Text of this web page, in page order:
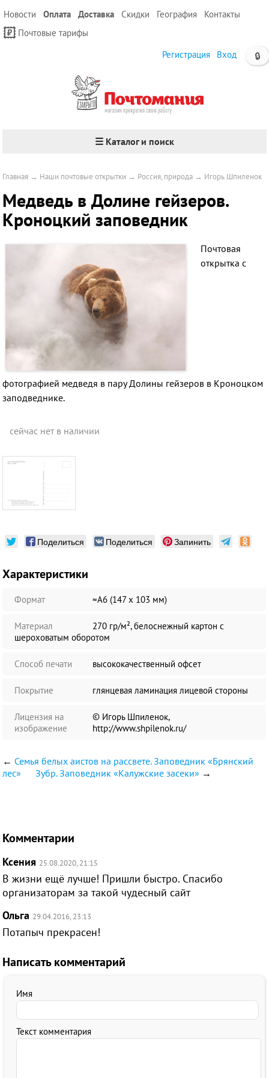
Новости Оплата Доставка Скидки География
Контакты
Почтовые тарифы
🔒
Регистрация Вход
☰ Каталог и поиск
Главная → Наши почтовые открытки → Россия, природа → Игорь Шпиленок
Медведь в Долине гейзеров.
Кроноцкий заповедник
Почтовая
открыткас
фотографией медведя в пару Долины гейзеров в Кроноцком
заподведнике.
сейчас нет в наличии
Поделиться Поделиться Запинить
Характеристики
Формат ≈А6 (147 х 103 мм)
Материал
270 гр/м², белоснежный картон с
шероховатым оборотом
Способ печати высококачественный офсет
Покрытие глянцевая ламинация лицевой стороны
Лицензия на
изображение
© Игорь Шпиленок,
http://www.shpilenok.ru/
← Семья белых аистов на рассвете. Заповедник «Брянский
лес»
Зубр. Заповедник «Калужские засеки» →
Комментарии
Ксения 25.08.2020, 21:15
В жизни ещё лучше! Пришли быстро. Спасибо
организаторам за такой чудесный сайт
Ольга 29.04.2016, 23:13
Потапыч прекрасен!
Написать комментарий
Имя
Текст комментария